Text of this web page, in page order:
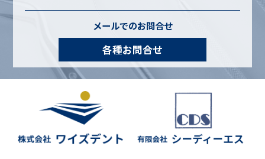
メールでのお問合せ
各種お問合せ